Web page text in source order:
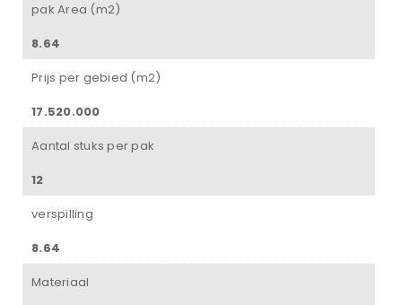
pak Area (m2)
8.64
Prijs per gebied (m2)
17.520.000
Aantal stuks per pak
12
verspilling
8.64
Materiaal